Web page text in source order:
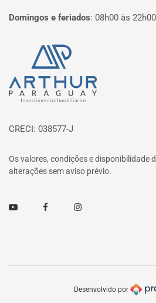
Domingos e feriados: 08h00 às 22h00
Página inicial
CRECI: 038577-J
Os valores, condições e disponibilidade
alterações sem aviso prévio.
Youtube FacebookInstagram
Desenvolvido por